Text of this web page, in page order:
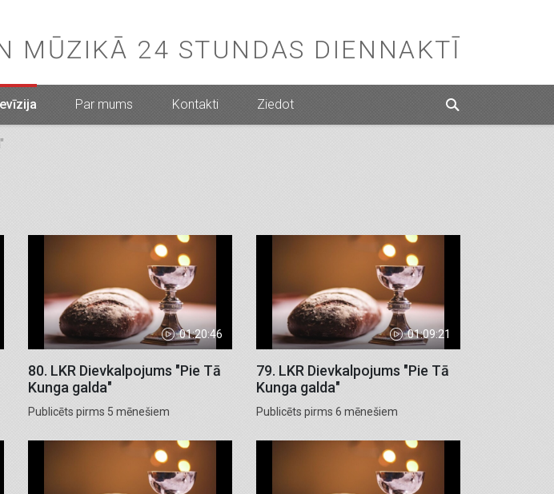
MŪZIKĀ 24 STUNDAS DIENNAKTĪ
Par mums Kontakti Ziedot
01:20:46
80. LKR Dievkalpojums "Pie Tā
Kunga galda"
Publicēts pirms 5 mēnešiem
01:09:21
79. LKR Dievkalpojums "Pie Tā
Kunga galda"
Publicēts pirms 6 mēnešiem